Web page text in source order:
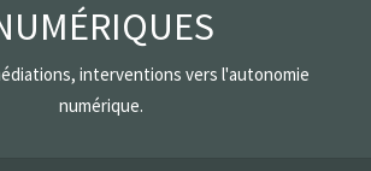
interventions vers l'autonomie
numérique.